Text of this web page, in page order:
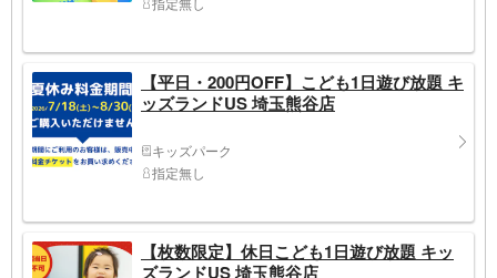
【平日・200円OFF】こども1日遊び放題 キ
ッズランドUS 埼玉熊谷店
キッズパーク
指定無し
【枚数限定】休日こども1日遊び放題 キッ
ズランドUS 埼玉熊谷店